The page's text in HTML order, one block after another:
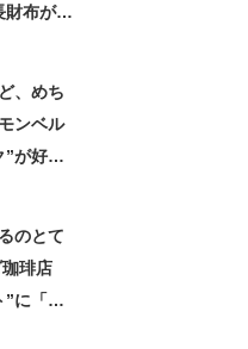
布が横
、めち
ンベル
”が好
のとて
琲店
”に「ペ